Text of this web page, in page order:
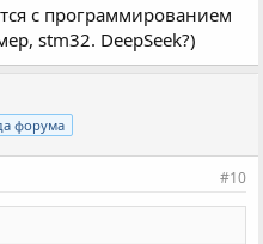
с программированием
stm32. DeepSeek?)
форума
#10